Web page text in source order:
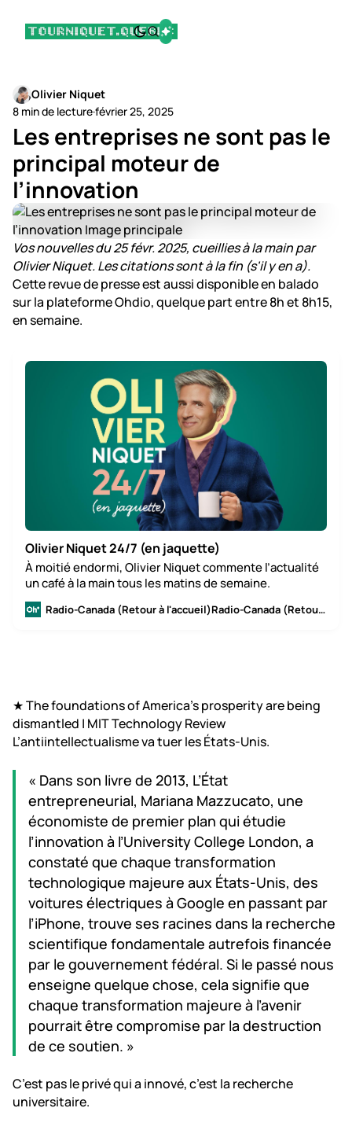
Olivier Niquet
8 min de lecture·février 25, 2025
Les entreprises ne sont pas le
principal moteur de
l’innovation
Vos nouvelles du 25 févr. 2025, cueillies à la main par
Olivier Niquet. Les citations sont à la fin (s'il y en a).
Cette revue de presse est aussi disponible en balado
sur la plateforme Ohdio, quelque part entre 8h et 8h15,
en semaine.
Olivier Niquet 24/7 (en jaquette)
À moitié endormi, Olivier Niquet commente l’actualité
un café à la main tous les matins de semaine.
Radio-Canada (Retour à l'accueil)Radio-Canada (Retour à l'accueil)
★The foundations of America’s prosperity are being
dismantled | MIT Technology Review
L’antiintellectualisme va tuer les États-Unis.
« Dans son livre de 2013, L’État
entrepreneurial, Mariana Mazzucato, une
économiste de premier plan qui étudie
l’innovation à l’University College London, a
constaté que chaque transformation
technologique majeure aux États-Unis, des
voitures électriques à Google en passant par
l’iPhone, trouve ses racines dans la recherche
scientifique fondamentale autrefois financée
par le gouvernement fédéral. Si le passé nous
enseigne quelque chose, cela signifie que
chaque transformation majeure à l’avenir
pourrait être compromise par la destruction
de ce soutien. »
C’est pas le privé qui a innové, c’est la recherche
universitaire.